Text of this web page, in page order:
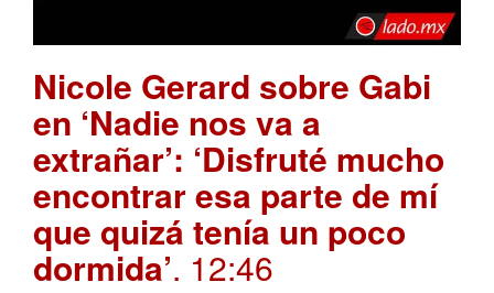
Nicole Gerard sobre Gabi
en ‘Nadie nos va a
extrañar’: ‘Disfruté mucho
encontrar esa parte de mí
que quizá tenía un poco
dormida’. 12:46